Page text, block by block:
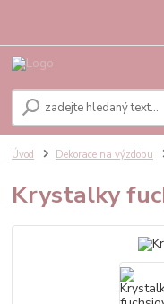
Úvod Dekorace na výzdobu
Krystalky